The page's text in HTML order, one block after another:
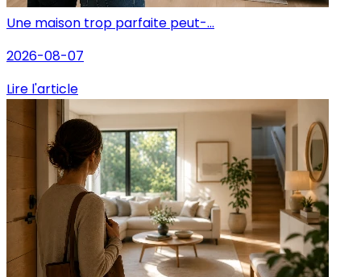
Une maison trop parfaite peut-...
2026-08-07
Lire l'article